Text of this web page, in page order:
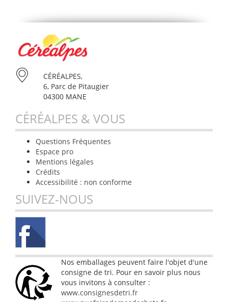
CÉRÉALPES,
6, Parc de Pitaugier
04300 MANE
CÉRÉALPES & VOUS
Questions Fréquentes
Espace pro
Mentions légales
Crédits
Accessibilité : non conforme
SUIVEZ-NOUS
Nos emballages peuvent faire l'objet d'une
consigne de tri. Pour en savoir plus nous
vous invitons à consulter :
www.consignesdetri.fr